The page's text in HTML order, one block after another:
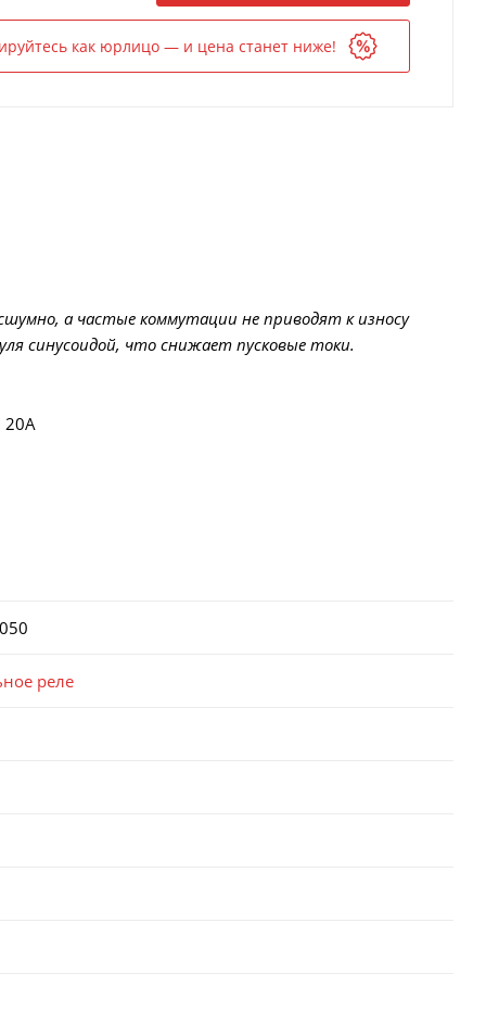
как юрлицо — и цена станет ниже!
а частые коммутации не приводят к износу
синусоидой, что снижает пусковые токи.
20A
реле